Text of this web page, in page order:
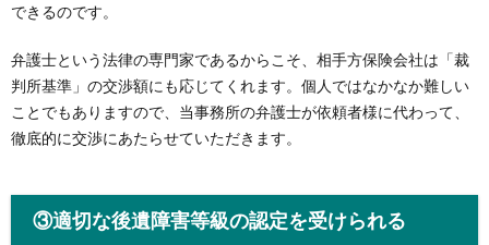
できるのです。
弁護士という法律の専門家であるからこそ、相手方保険会社は「裁
判所基準」の交渉額にも応じてくれます。個人ではなかなか難しい
ことでもありますので、当事務所の弁護士が依頼者様に代わって、
徹底的に交渉にあたらせていただきます。
③適切な後遺障害等級の認定を受けられる